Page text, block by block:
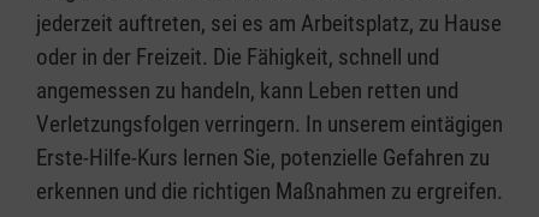
jederzeit auftreten, sei es am Arbeitsplatz, zu Hause
oder in der Freizeit. Die Fähigkeit, schnell und
angemessen zu handeln, kann Leben retten und
Verletzungsfolgen verringern. In unserem eintägigen
Erste-Hilfe-Kurs lernen Sie, potenzielle Gefahren zu
erkennen und die richtigen Maßnahmen zu ergreifen.